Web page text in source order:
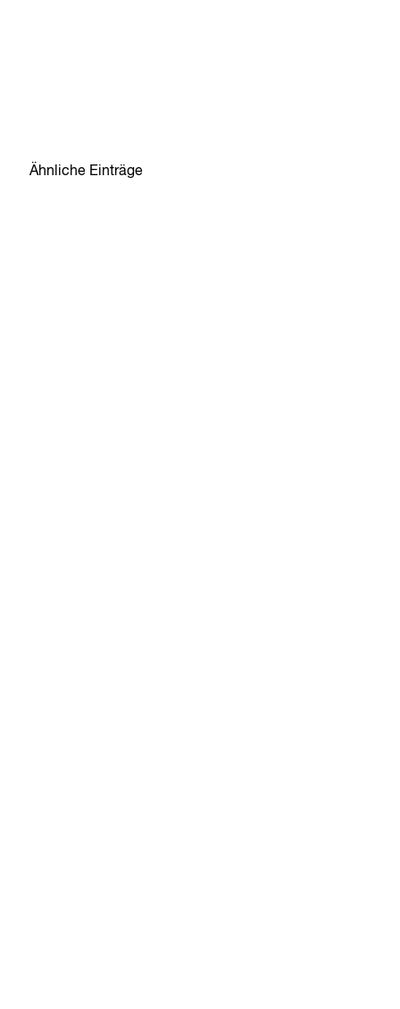
Ähnliche Einträge